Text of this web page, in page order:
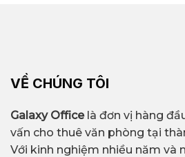
VỀ CHÚNG TÔI
Galaxy Officelà đơn vị hàng
vấn cho thuê văn phòng tại
Với kinh nghiệm nhiều năm và